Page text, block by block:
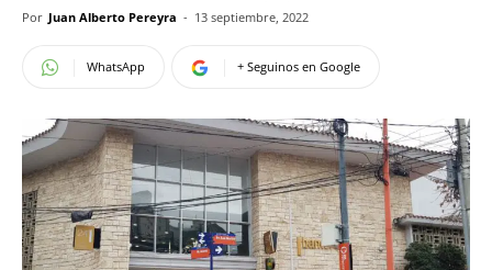
Por Juan Alberto Pereyra - 13 septiembre, 2022
WhatsApp + Seguinos en Google